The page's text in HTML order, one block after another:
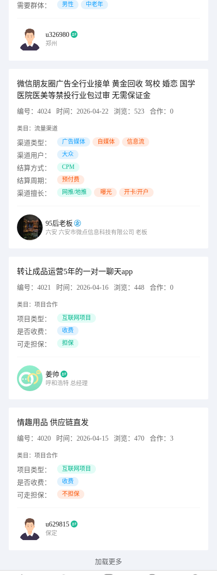
需要群体： 男性 中老年
u326980
郑州
微信朋友圈广告全行业接单 黄金回收 驾校 婚恋 国学
医院医美等禁投行业包过审 无需保证金
编号： 4024 时间： 2026-04-22 浏览： 523 合作： 0
类目： 流量渠道
渠道类型： 广告媒体 自媒体 信息流
渠道用户： 大众
结算方式： CPM
结算周期： 预付费
渠道擅长： 网推/地推 曝光 开卡/开户
95后老板
六安 六安市微点信息科技有限公司 老板
转让成品运营5年的一对一聊天app
编号： 4021 时间： 2026-04-16 浏览： 448 合作： 0
类目： 项目合作
项目类型： 互联网项目
是否收费： 收费
可走担保： 担保
姜帅
呼和浩特 总经理
情趣用品 供应链直发
编号： 4020 时间： 2026-04-15 浏览： 470 合作： 3
类目： 项目合作
项目类型： 互联网项目
是否收费： 收费
可走担保： 不担保
u629815
保定
加载更多